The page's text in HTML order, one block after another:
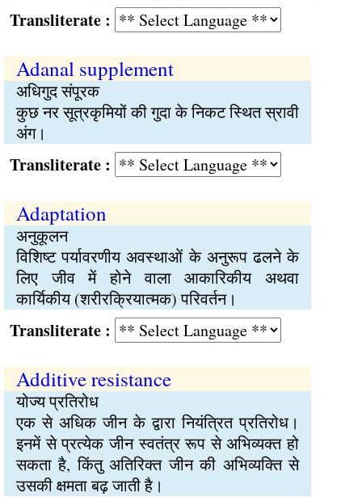
:
Adanal supplement
अधिगुद संपूरक
कुछ नर सूत्रकृमियों की गुदा के निकट स्थित स्रावी
अंग।
:
Adaptation
अनुकूलन
विशिष्ट पर्यावरणीय अवस्थाओं के अनुरूप ढलने के
लिए जीव में होने वाला आकारिकीय अथवा
कार्यिकीय (शरीरक्रियात्मक) परिवर्तन।
:
Additive resistance
योज्य प्रतिरोध
एक से अधिक जीन के द्वारा नियंत्रित प्रतिरोध।
इनमें से प्रत्येक जीन स्वतंत्र रूप से अभिव्यक्त हो
सकता है, किंतु अतिरिक्त जीन की अभिव्यक्ति से
उसकी क्षमता बढ़ जाती है।